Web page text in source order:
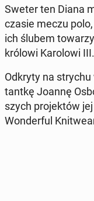
Sweter ten Diana
czasie meczu
ich ślubem
królowi Ka­ro­lo­wi III.
Odkryty na
tant­kę Joannę
szych pro­jek­tów
Won­der­ful